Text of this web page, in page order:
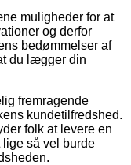
muligheder for at
og derfor
bedømmelser af
du lægger din
fremragende
kundetilfredshed.
folk at levere en
lige så vel burde